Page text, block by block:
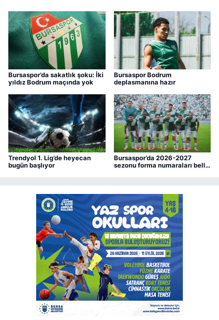
Bursaspor’da sakatlık şoku: İki
yıldız Bodrum maçında yok
Bursaspor Bodrum
deplasmanına hazır
Trendyol 1. Lig’de heyecan
bugün başlıyor
Bursaspor’da 2026-2027
sezonu forma numaraları belli